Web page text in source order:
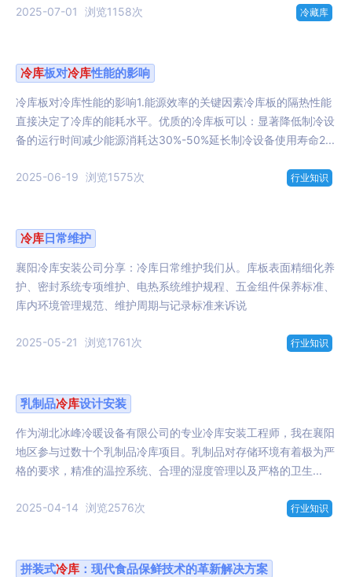
2025-07-01 浏览1158次 冷藏库
冷库板对冷库性能的影响
冷库板对冷库性能的影响1.能源效率的关键因素冷库板的隔热性能
直接决定了冷库的能耗水平。优质的冷库板可以：显著降低制冷设
备的运行时间减少能源消耗达30%-50%延长制冷设备使用寿命2...
2025-06-19 浏览1575次 行业知识
冷库日常维护
襄阳冷库安装公司分享：冷库日常维护我们从。库板表面精细化养
护、密封系统专项维护、电热系统维护规程、五金组件保养标准、
库内环境管理规范、维护周期与记录标准来诉说
2025-05-21 浏览1761次 行业知识
乳制品冷库设计安装
作为湖北冰峰冷暖设备有限公司的专业冷库安装工程师，我在襄阳
地区参与过数十个乳制品冷库项目。乳制品对存储环境有着极为严
格的要求，精准的温控系统、合理的湿度管理以及严格的卫生...
2025-04-14 浏览2576次 行业知识
拼装式冷库 ：现代食品保鲜技术的革新解决方案